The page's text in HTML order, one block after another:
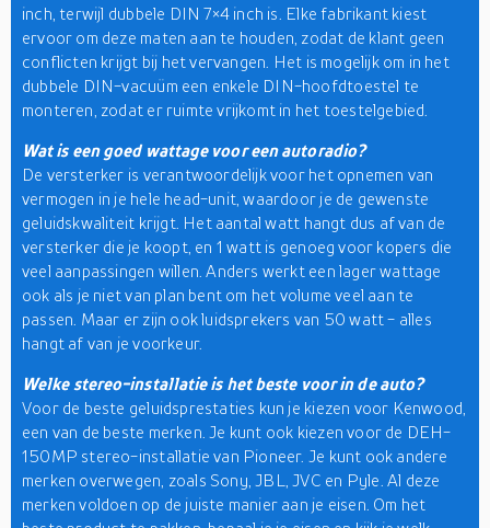
inch, terwijl dubbele DIN 7×4 inch is. Elke fabrikant kiest
ervoor om deze maten aan te houden, zodat de klant geen
conflicten krijgt bij het vervangen. Het is mogelijk om in het
dubbele DIN-vacuüm een enkele DIN-hoofdtoestel te
monteren, zodat er ruimte vrijkomt in het toestelgebied.
Wat is een goed wattage voor een autoradio?
De versterker is verantwoordelijk voor het opnemen van
vermogen in je hele head-unit, waardoor je de gewenste
geluidskwaliteit krijgt. Het aantal watt hangt dus af van de
versterker die je koopt, en 1 watt is genoeg voor kopers die
veel aanpassingen willen. Anders werkt een lager wattage
ook als je niet van plan bent om het volume veel aan te
passen. Maar er zijn ook luidsprekers van 50 watt - alles
hangt af van je voorkeur.
Welke stereo-installatie is het beste voor in de auto?
Voor de beste geluidsprestaties kun je kiezen voor Kenwood,
een van de beste merken. Je kunt ook kiezen voor de DEH-
150MP stereo-installatie van Pioneer. Je kunt ook andere
merken overwegen, zoals Sony, JBL, JVC en Pyle. Al deze
merken voldoen op de juiste manier aan je eisen. Om het